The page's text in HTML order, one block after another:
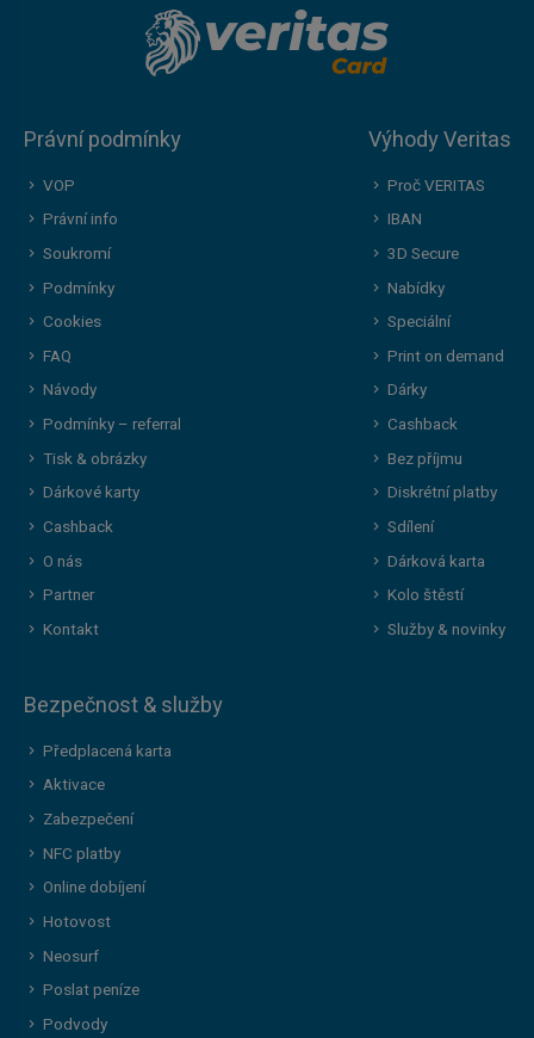
Právní podmínky
VOP
Právní info
Soukromí
Podmínky
Cookies
FAQ
Návody
Podmínky – referral
Tisk & obrázky
Dárkové karty
Cashback
O nás
Partner
Kontakt
Výhody Veritas
Proč VERITAS
IBAN
3D Secure
Nabídky
Speciální
Print on demand
Dárky
Cashback
Bez příjmu
Diskrétní platby
Sdílení
Dárková karta
Kolo štěstí
Služby & novinky
Bezpečnost & služby
Předplacená karta
Aktivace
Zabezpečení
NFC platby
Online dobíjení
Hotovost
Neosurf
Poslat peníze
Podvody